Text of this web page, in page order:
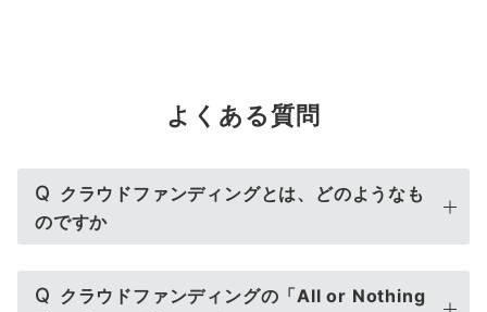
よくある質問
Q クラウドファンディングとは、どのようなも
のですか
Q クラウドファンディングの「All or Nothing